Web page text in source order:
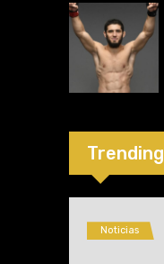
Trending
Noticias